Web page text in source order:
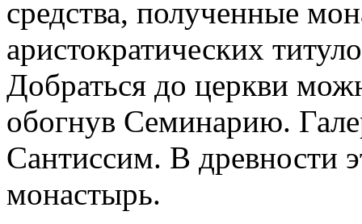
средства, полученные
аристократических
Добраться до церкви
обогнув Семинарию.
Сантиссим. В древности
монастырь.